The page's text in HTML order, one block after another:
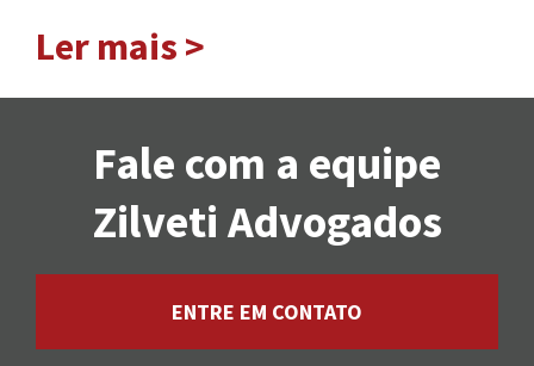
Ler mais >
Fale com a equipe
Zilveti Advogados
ENTRE EM CONTATO